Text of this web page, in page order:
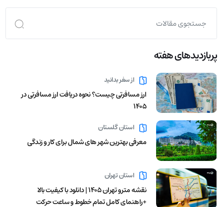
پربازدید‌های هفته
از سفر بدانید
ارز مسافرتی چیست؟ نحوه دریافت ارز مسافرتی در
1405
استان گلستان
معرفی بهترین شهر های شمال برای کار و زندگی
استان تهران
نقشه مترو تهران ۱۴۰۵ | دانلود با کیفیت بالا
+راهنمای کامل تمام خطوط و ساعت حرکت